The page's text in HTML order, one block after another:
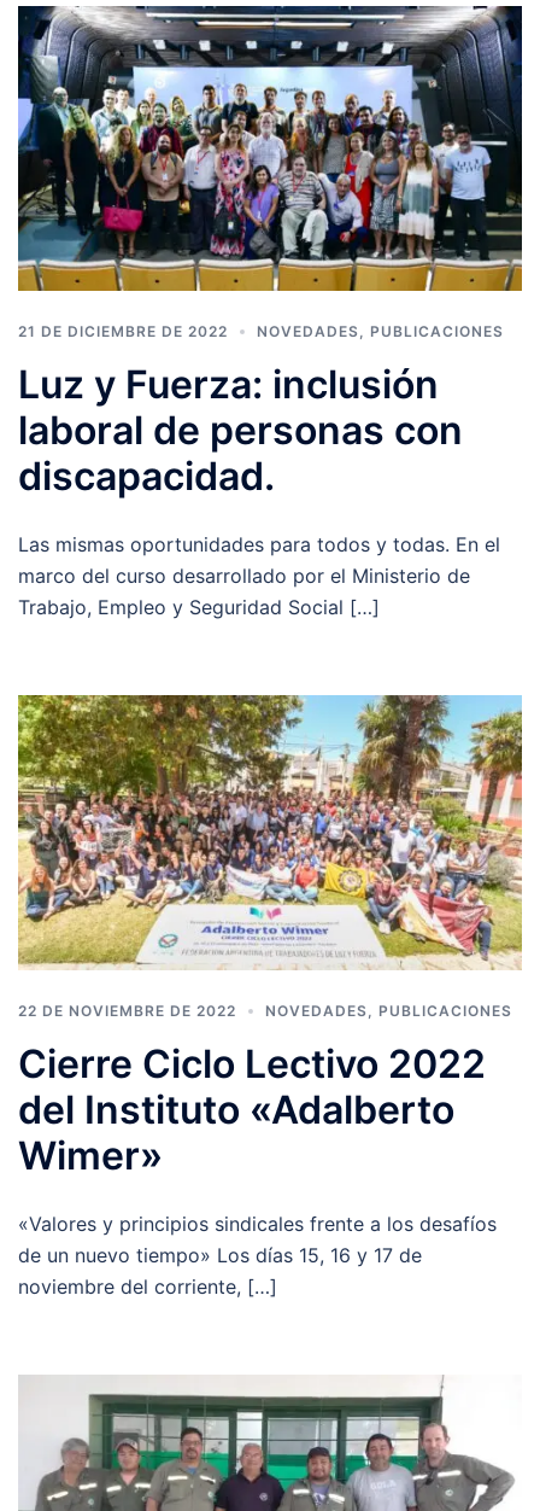
21 DE DICIEMBRE DE 2022 NOVEDADES PUBLICACIONES
Luz y Fuerza: inclusión
laboral de personas con
discapacidad.
Las mismas oportunidades para todos y todas. En el
marco del curso desarrollado por el Ministerio de
Trabajo, Empleo y Seguridad Social […]
22 DE NOVIEMBRE DE 2022 NOVEDADES PUBLICACIONES
Cierre Ciclo Lectivo 2022
del Instituto «Adalberto
Wimer»
«Valores y principios sindicales frente a los desafíos
de un nuevo tiempo» Los días 15, 16 y 17 de
noviembre del corriente, […]